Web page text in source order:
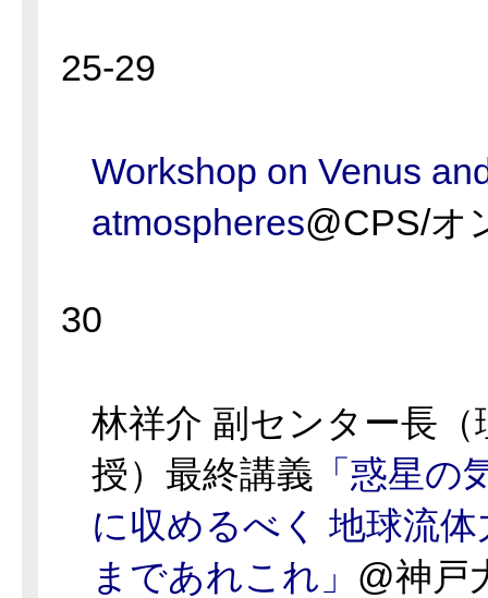
25-29
Workshop on Venus
atmospheres@CPS/オ
30
林祥介 副センター長（
授）最終講義 「惑星の
に収めるべく 地球流
まであれこれ」 @神戸